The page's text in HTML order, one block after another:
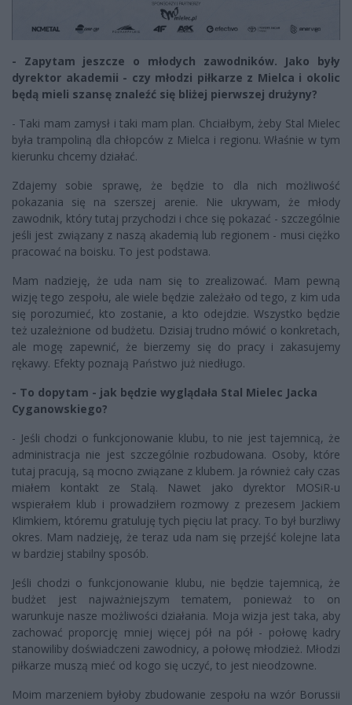
- Zapytam jeszcze o młodych zawodników. Jako były
dyrektor akademii - czy młodzi piłkarze z Mielca i okolic
będą mieli szansę znaleźć się bliżej pierwszej drużyny?
- Taki mam zamysł i taki mam plan. Chciałbym, żeby Stal Mielec
była trampoliną dla chłopców z Mielca i regionu. Właśnie w tym
kierunku chcemy działać.
Zdajemy sobie sprawę, że będzie to dla nich możliwość
pokazania się na szerszej arenie. Nie ukrywam, że młody
zawodnik, który tutaj przychodzi i chce się pokazać - szczególnie
jeśli jest związany z naszą akademią lub regionem - musi ciężko
pracować na boisku. To jest podstawa.
Mam nadzieję, że uda nam się to zrealizować. Mam pewną
wizję tego zespołu, ale wiele będzie zależało od tego, z kim uda
się porozumieć, kto zostanie, a kto odejdzie. Wszystko będzie
też uzależnione od budżetu. Dzisiaj trudno mówić o konkretach,
ale mogę zapewnić, że bierzemy się do pracy i zakasujemy
rękawy. Efekty poznają Państwo już niedługo.
- To dopytam - jak będzie wyglądała Stal Mielec Jacka
Cyganowskiego?
- Jeśli chodzi o funkcjonowanie klubu, to nie jest tajemnicą, że
administracja nie jest szczególnie rozbudowana. Osoby, które
tutaj pracują, są mocno związane z klubem. Ja również cały czas
miałem kontakt ze Stalą. Nawet jako dyrektor MOSiR-u
wspierałem klub i prowadziłem rozmowy z prezesem Jackiem
Klimkiem, któremu gratuluję tych pięciu lat pracy. To był burzliwy
okres. Mam nadzieję, że teraz uda nam się przejść kolejne lata
w bardziej stabilny sposób.
Jeśli chodzi o funkcjonowanie klubu, nie będzie tajemnicą, że
budżet jest najważniejszym tematem, ponieważ to on
warunkuje nasze możliwości działania. Moja wizja jest taka, aby
zachować proporcję mniej więcej pół na pół - połowę kadry
stanowiliby doświadczeni zawodnicy, a połowę młodzież. Młodzi
piłkarze muszą mieć od kogo się uczyć, to jest nieodzowne.
Moim marzeniem byłoby zbudowanie zespołu na wzór Borussii